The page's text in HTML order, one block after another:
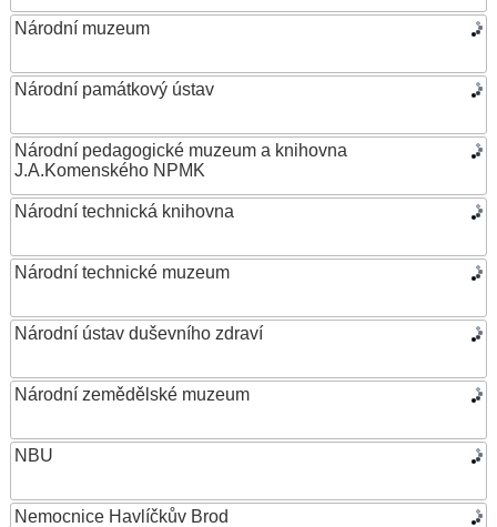
Národní muzeum
Národní památkový ústav
Národní pedagogické muzeum a knihovna
J.A.Komenského NPMK
Národní technická knihovna
Národní technické muzeum
Národní ústav duševního zdraví
Národní zemědělské muzeum
NBU
Nemocnice Havlíčkův Brod